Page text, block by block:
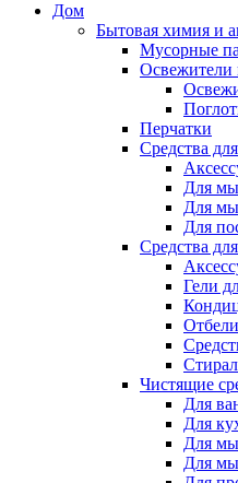
Дом
Бытовая химия и
Мусорные
Освежители
Перчатки
Средства
Для
Для
Для
Средства
Гели
Чистящие
Для
Для
Для
Для